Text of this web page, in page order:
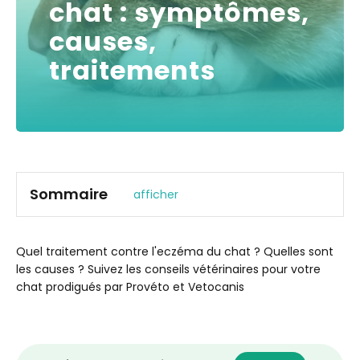
chat : symptômes,
causes,
traitements
Sommaire afficher
Quel traitement contre l'eczéma du chat ? Quelles sont
les causes ? Suivez les conseils vétérinaires pour votre
chat prodigués par Provéto et Vetocanis